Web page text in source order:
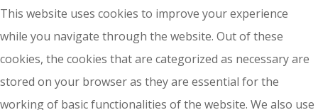
This website uses cookies to improve your experience
while you navigate through the website. Out of these
cookies, the cookies that are categorized as necessary are
stored on your browser as they are essential for the
working of basic functionalities of the website. We also use